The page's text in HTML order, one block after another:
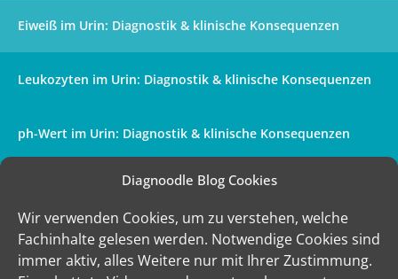
Diagnoodle Blog Cookies
Wir verwenden Cookies, um zu verstehen, welche
Fachinhalte gelesen werden. Notwendige Cookies sind
immer aktiv, alles Weitere nur mit Ihrer Zustimmung.
Eiweiß im Urin: Diagnostik & klinische Konsequenzen
Leukozyten im Urin: Diagnostik & klinische Konsequenzen
ph-Wert im Urin: Diagnostik & klinische Konsequenzen
Nitrit im Urin: Diagnostik & klinische Konsequenzen
Urin Analysegerät: Moderne Diagnostik für die Praxis und
Klinik